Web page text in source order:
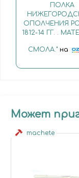
ПОЛКА
ОПОЛЧЕНИЯ
1812-14 ГГ. .
СМОЛА." на
Может
machete